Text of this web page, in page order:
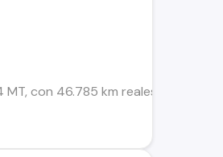
MT, con 46.785 km reales. Venta